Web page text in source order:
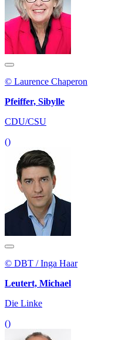
© Laurence Chaperon
Pfeiffer, Sibylle
CDU/CSU
()
© DBT / Inga Haar
Leutert, Michael
Die Linke
()